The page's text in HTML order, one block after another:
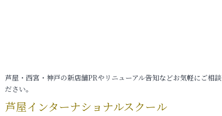
芦屋・西宮・神戸の新店舗PRやリニューアル告知などお気軽にご相
ださい。
芦屋インターナショナルスクール